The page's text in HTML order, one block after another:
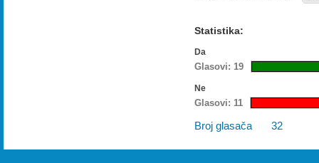
Statistika:
Da
Glasovi: 19
Ne
Glasovi: 11
Broj glasača 32